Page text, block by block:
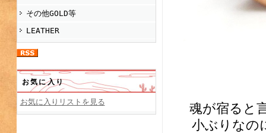
その他GOLD等
LEATHER
お気に入り
お気に入りリストを見る
魂が宿ると
小ぶりなの